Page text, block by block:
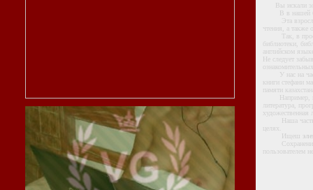
Вы искали
В в нашей
Эта взрослая
чтения, а
Так, в
библиотеки,
английском
Не следует
У нас на
книги стефани
памяти
Например,
литература,
художественная
Наша частная
целях.
Ищеш
Сохранение
пользователем